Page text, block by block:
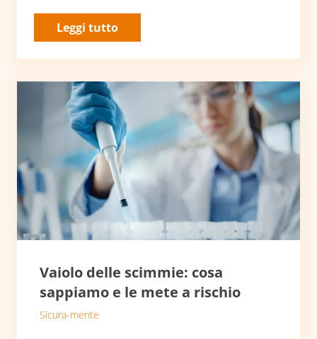
Leggi tutto
Vaiolo delle scimmie: cosa
sappiamo e le mete a rischio
Sicura-mente